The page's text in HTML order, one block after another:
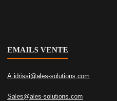
EMAILS VENTE
A.idrissi@ales-solutions.com
Sales@ales-solutions.com